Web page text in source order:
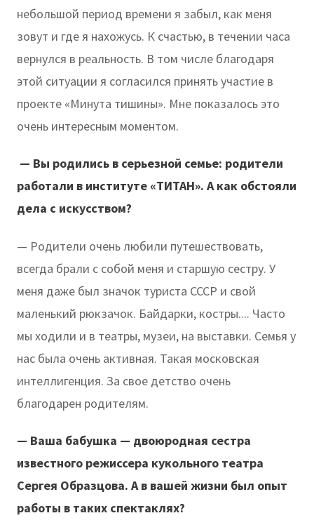
небольшой период времени я забыл, как меня
зовут и где я нахожусь. К счастью, в течении часа
вернулся в реальность. В том числе благодаря
этой ситуации я согласился принять участие в
проекте «Минута тишины». Мне показалось это
очень интересным моментом.
— Вы родились в серьезной семье: родители
работали в институте «ТИТАН». А как обстояли
дела с искусством?
— Родители очень любили путешествовать,
всегда брали с собой меня и старшую сестру. У
меня даже был значок туриста СССР и свой
маленький рюкзачок. Байдарки, костры.... Часто
мы ходили и в театры, музеи, на выставки. Семья у
нас была очень активная. Такая московская
интеллигенция. За свое детство очень
благодарен родителям.
— Ваша бабушка — двоюродная сестра
известного режиссера кукольного театра
Сергея Образцова. А в вашей жизни был опыт
работы в таких спектаклях?